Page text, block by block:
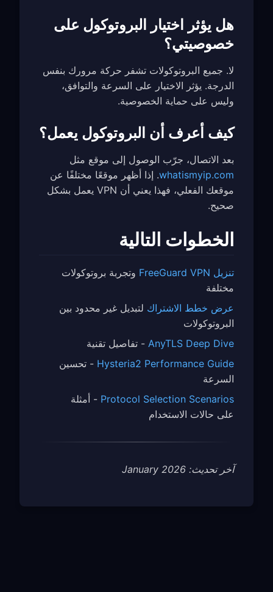
هل يؤثر اختيار البروتوكول على
خصوصيتي؟
لا. جميع البروتوكولات تشفر حركة مرورك بنفس
الدرجة. يؤثر الاختيار على السرعة والتوافق،
وليس على حماية الخصوصية.
كيف أعرف أن البروتوكول يعمل؟
بعد الاتصال، جرّب الوصول إلى موقع مثل
whatismyip.com. إذا أظهر موقعًا مختلفًا عن
موقعك الفعلي، فهذا يعني أن VPN يعمل بشكل
صحيح.
الخطوات التالية
تنزيل FreeGuard VPN
وتجربة بروتوكولات
مختلفة
عرض خطط الاشتراك لتبديل غير محدود بين
البروتوكولات
AnyTLS Deep Dive - تفاصيل تقنية
Hysteria2 Performance Guide - تحسين
السرعة
Protocol Selection Scenarios - أمثلة
على حالات الاستخدام
آخر تحديث: January 2026